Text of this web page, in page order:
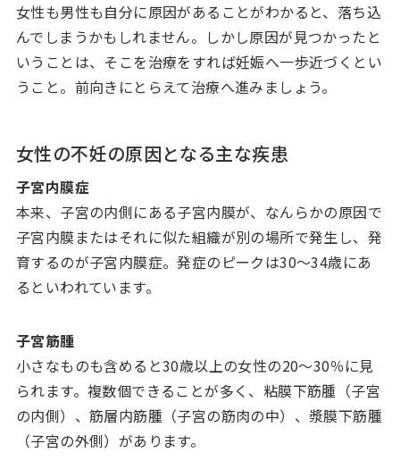
女性も男性も自分に原因があることがわかると、落ち込
んでしまうかもしれません。しかし原因が見つかったと
いうことは、そこを治療をすれば妊娠へ一歩近づくとい
うこと。前向きにとらえて治療へ進みましょう。
女性の不妊の原因となる主な疾患
子宮内膜症
本来、子宮の内側にある子宮内膜が、なんらかの原因で
子宮内膜またはそれに似た組織が別の場所で発生し、発
育するのが子宮内膜症。発症のピークは30～34歳にあ
るといわれています。
子宮筋腫
小さなものも含めると30歳以上の女性の20～30％に見
られます。複数個できることが多く、粘膜下筋腫（子宮
の内側）、筋層内筋腫（子宮の筋肉の中）、漿膜下筋腫
（子宮の外側）があります。